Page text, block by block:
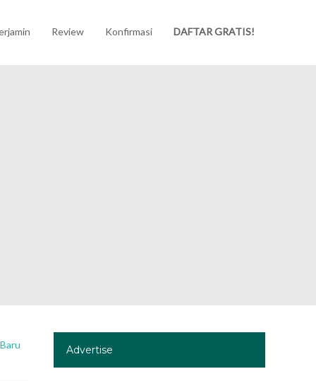
Review Konfirmasi DAFTAR GRATIS!
Advertise